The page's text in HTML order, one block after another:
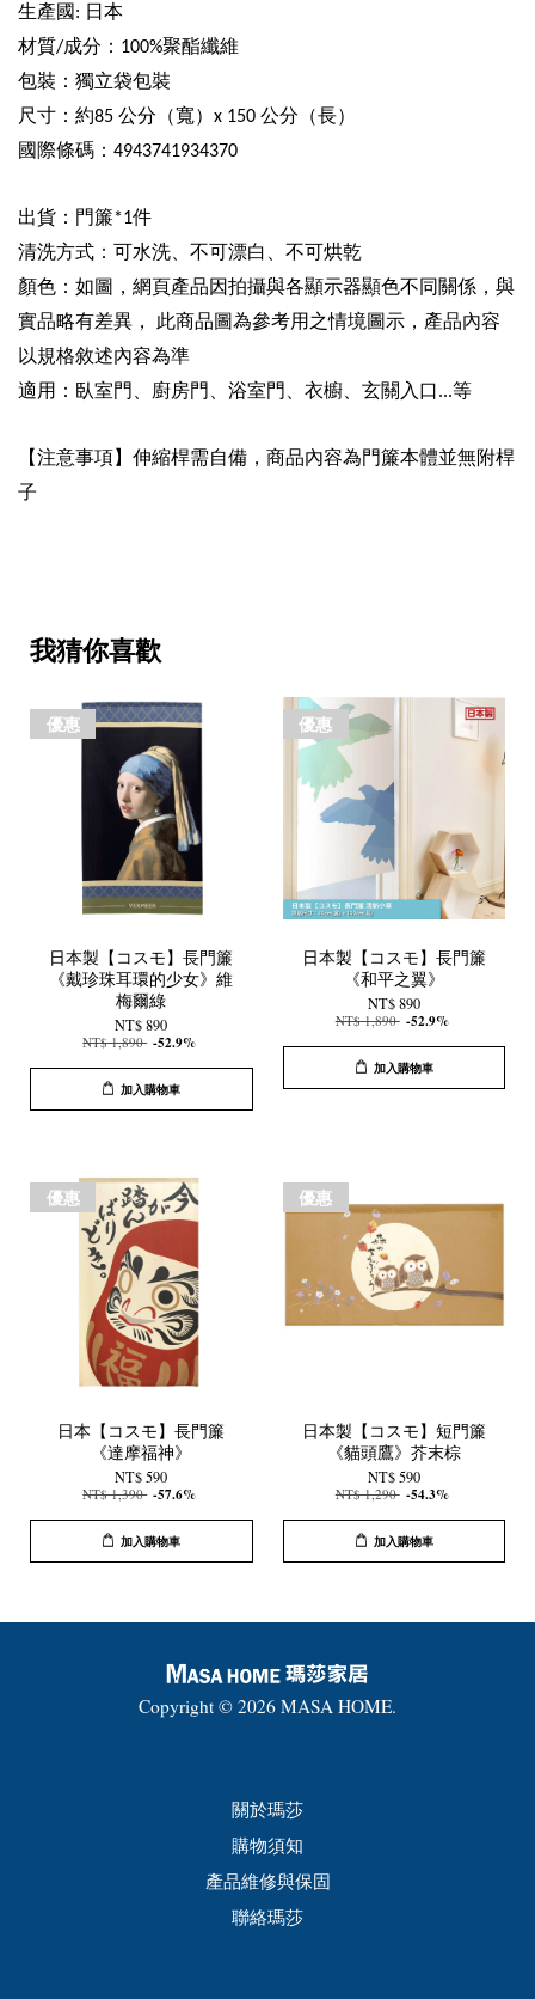
生產國: 日本
材質/成分： 100%聚酯纖維
包裝：獨立袋包裝
尺寸：約85 公分（寬） x 150 公分（長）
國際條碼： 4943741934370
出貨：門簾*1件
清洗方式：可水洗、不可漂白、不可烘乾
顏色：如圖，網頁產品因拍攝與各顯示器顯色不同關係，與
實品略有差異，
此商品圖為參考用之情境圖示，產品內容
以規格敘述內容為準
適用：臥室門、廚房門、浴室門、衣櫥、玄關入口...等
【注意事項】伸縮桿需自備，商品內容為門簾本體並無附桿
子
我猜你喜歡
優惠
日本製【コスモ】長門簾
《戴珍珠耳環的少女》維
梅爾綠
NT$ 890
NT$ 1,890 -52.9%
加入購物車
優惠
日本製【コスモ】長門簾
《和平之翼》
NT$ 890
NT$ 1,890 -52.9%
加入購物車
優惠
日本【コスモ】長門簾
《達摩福神》
NT$ 590
NT$ 1,390 -57.6%
加入購物車
優惠
日本製【コスモ】短門簾
《貓頭鷹》芥末棕
NT$ 590
NT$ 1,290 -54.3%
加入購物車
Copyright © 2026 MASA HOME.
關於瑪莎
購物須知
產品維修與保固
聯絡瑪莎